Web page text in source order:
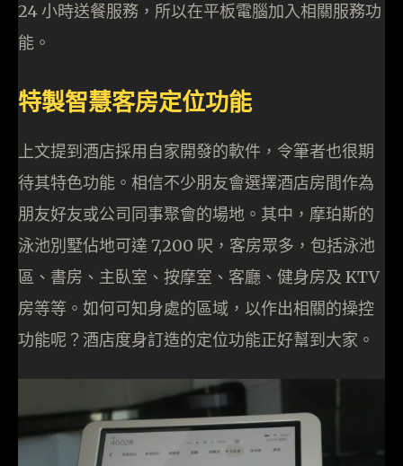
24 小時送餐服務，所以在平板電腦加入相關服務功
能。
特製智慧客房定位功能
上文提到酒店採用自家開發的軟件，令筆者也很期
待其特色功能。相信不少朋友會選擇酒店房間作為
朋友好友或公司同事聚會的場地。其中，摩珀斯的
泳池別墅佔地可達 7,200 呎，客房眾多，包括泳池
區、書房、主臥室、按摩室、客廳、健身房及 KTV
房等等。如何可知身處的區域，以作出相關的操控
功能呢？酒店度身訂造的定位功能正好幫到大家。